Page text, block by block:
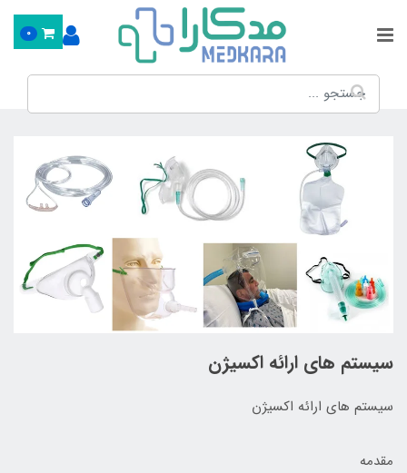
0
سیستم های ارائه اکسیژن
سیستم های ارائه اکسیژن
مقدمه